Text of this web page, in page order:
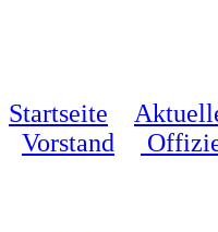
Startseite
Vorstand